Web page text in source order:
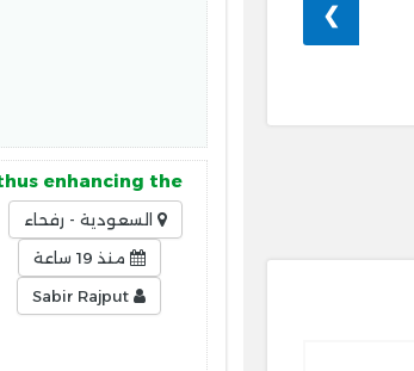
❯
enhancing the
السعودية - رفحاء
منذ 19 ساعة